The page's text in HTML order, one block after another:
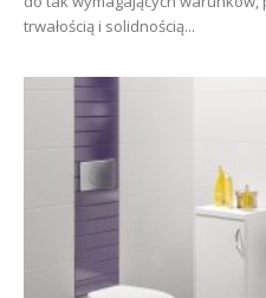
trwałością i solidnością...